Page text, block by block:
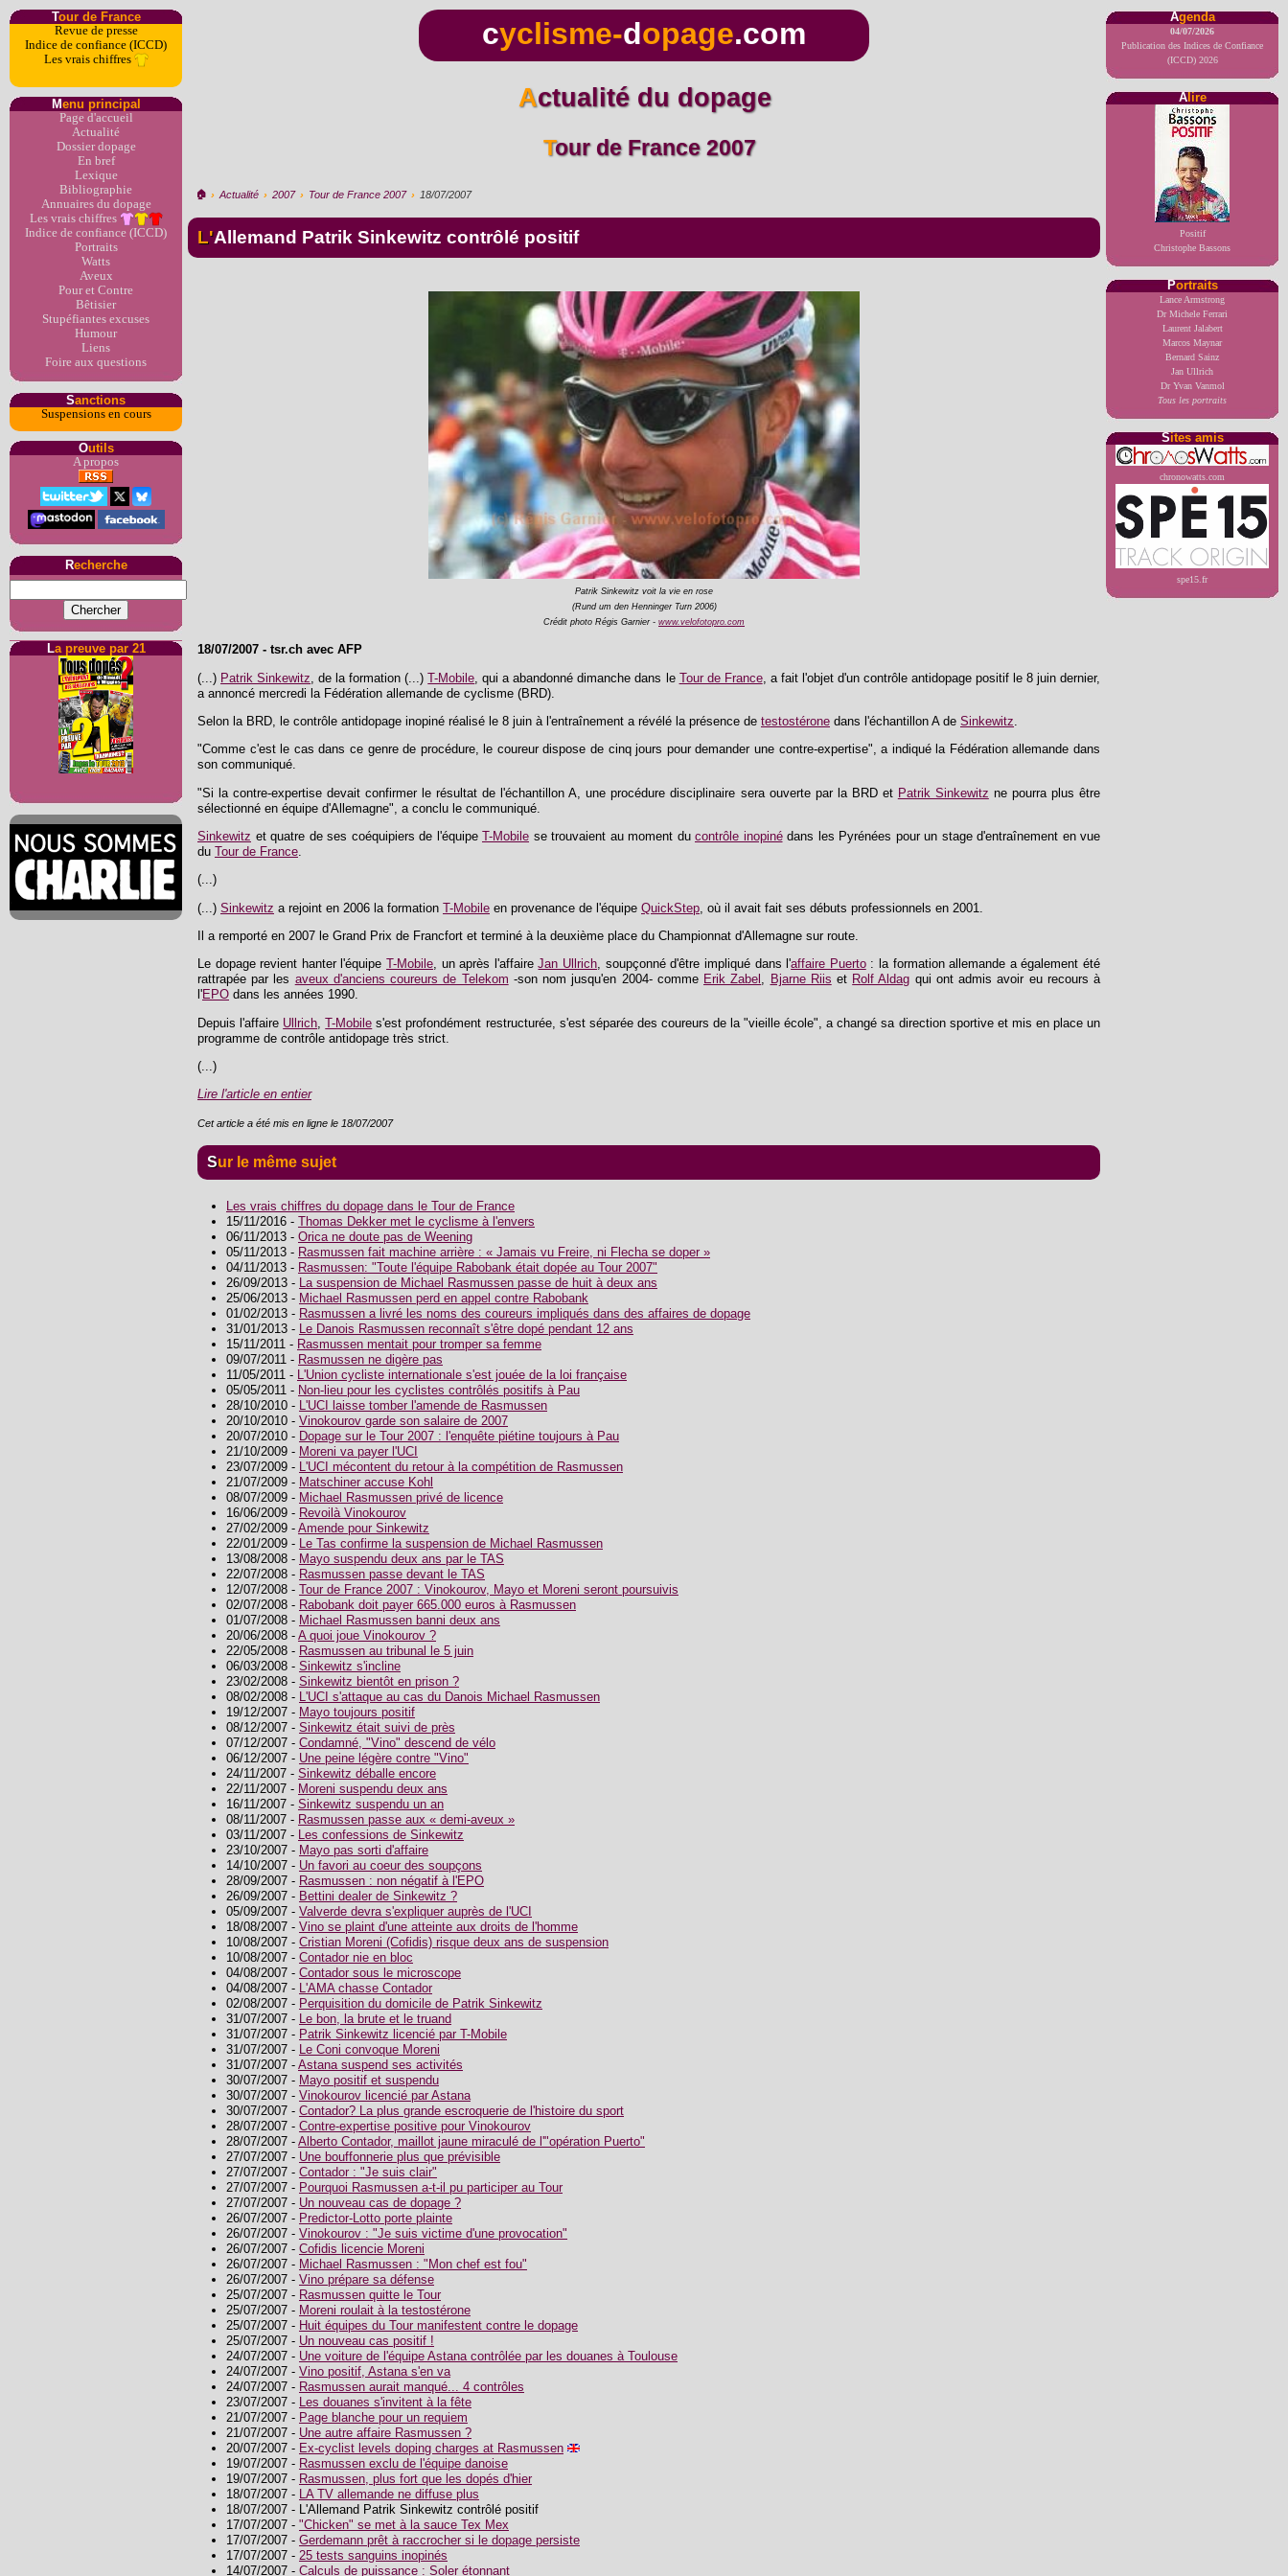
Tour de France
Revue de presse
Indice de confiance (ICCD)
Les vrais chiffres
Menu principal
Page d'accueil
Actualité
Dossier dopage
En bref
Lexique
Bibliographie
Annuaires du dopage
Les vrais chiffres
Indice de confiance (ICCD)
Portraits
Watts
Aveux
Pour et Contre
Bêtisier
Stupéfiantes excuses
Humour
Liens
Foire aux questions
Sanctions
Suspensions en cours
Outils
A propos
Recherche
La preuve par 21
Agenda
04/07/2026
Publication des Indices de Confiance
(ICCD) 2026
Alire
Positif
Christophe Bassons
Portraits
Lance Armstrong
Dr Michele Ferrari
Laurent Jalabert
Marcos Maynar
Bernard Sainz
Jan Ullrich
Dr Yvan Vanmol
Tous les portraits
Sites amis
chronowatts.com
spe15.fr
cyclisme-dopage.com
Actualité du dopage
Tour de France 2007
🏠︎ › Actualité › 2007 › Tour de France 2007 › 18/07/2007
L'Allemand Patrik Sinkewitz contrôlé positif
Patrik Sinkewitz voit la vie en rose
(Rund um den Henninger Turn 2006)
Crédit photo Régis Garnier - www.velofotopro.com
18/07/2007 - tsr.ch avec AFP
(...) Patrik Sinkewitz , de la formation (...)T-Mobile , qui a abandonné dimanche dans le Tour de France, a fait l'objet d'un contrôle antidopage positif le 8 juin dernier,
a annoncé mercredi la Fédération allemande de cyclisme (BRD).
Selon la BRD, le contrôle antidopage inopiné réalisé le 8 juin à l'entraînement a révélé la présence de testostérone dans l'échantillon A de Sinkewitz
"Comme c'est le cas dans ce genre de procédure, le coureur dispose de cinq jours pour demander une contre-expertise", a indiqué la Fédération allemande dans
son communiqué.
"Si la contre-expertise devait confirmer le résultat de l'échantillon A, une procédure disciplinaire sera ouverte par la BRD et Patrik Sinkewitz ne pourra plus être
sélectionné en équipe d'Allemagne", a conclu le communiqué.
Sinkewitz et quatre de ses coéquipiers de l'équipe T-Mobile se trouvaient au moment du contrôle inopinédans les Pyrénées pour un stage d'entraînement en vue
du Tour de France
(...)
(...) Sinkewitz a rejoint en 2006 la formation T-Mobile en provenance de l'équipe QuickStep , où il avait fait ses débuts professionnels en 2001.
Il a remporté en 2007 le Grand Prix de Francfort et terminé à la deuxième place du Championnat d'Allemagne sur route.
Le dopage revient hanter l'équipeT-Mobile, un après l'affaireJan Ullrich, soupçonné d'être impliqué dans l'affaire Puerto: la formation allemande a également été
rattrapée par les aveux d'anciens coureurs de Telekom -son nom jusqu'en 2004- comme Erik Zabel , Bjarne Riis et Rolf Aldag qui ont admis avoir eu recours à
l'EPO dans les années 1990.
Depuis l'affaire Ullrich ,T-Mobile s'est profondément restructurée, s'est séparée des coureurs de la "vieille école", a changé sa direction sportive et mis en place un
programme de contrôle antidopage très strict.
(...)
Lire l'article en entier
Cet article a été mis en ligne le 18/07/2007
Sur le même sujet
Les vrais chiffres du dopage dans le Tour de France
15/11/2016 - Thomas Dekker met le cyclisme à l'envers
06/11/2013 - Orica ne doute pas de Weening
05/11/2013 - Rasmussen fait machine arrière : « Jamais vu Freire, ni Flecha se doper »
04/11/2013 - Rasmussen: "Toute l'équipe Rabobank était dopée au Tour 2007"
26/09/2013 - La suspension de Michael Rasmussen passe de huit à deux ans
25/06/2013 - Michael Rasmussen perd en appel contre Rabobank
01/02/2013 - Rasmussen a livré les noms des coureurs impliqués dans des affaires de dopage
31/01/2013 - Le Danois Rasmussen reconnaît s'être dopé pendant 12 ans
15/11/2011 - Rasmussen mentait pour tromper sa femme
09/07/2011 - Rasmussen ne digère pas
11/05/2011 - L'Union cycliste internationale s'est jouée de la loi française
05/05/2011 - Non-lieu pour les cyclistes contrôlés positifs à Pau
28/10/2010 - L'UCI laisse tomber l'amende de Rasmussen
20/10/2010 - Vinokourov garde son salaire de 2007
20/07/2010 - Dopage sur le Tour 2007 : l'enquête piétine toujours à Pau
21/10/2009 - Moreni va payer l'UCI
23/07/2009 - L'UCI mécontent du retour à la compétition de Rasmussen
21/07/2009 - Matschiner accuse Kohl
08/07/2009 - Michael Rasmussen privé de licence
16/06/2009 - Revoilà Vinokourov
27/02/2009 - Amende pour Sinkewitz
22/01/2009 - Le Tas confirme la suspension de Michael Rasmussen
13/08/2008 - Mayo suspendu deux ans par le TAS
22/07/2008 - Rasmussen passe devant le TAS
12/07/2008 - Tour de France 2007 : Vinokourov, Mayo et Moreni seront poursuivis
02/07/2008 - Rabobank doit payer 665.000 euros à Rasmussen
01/07/2008 - Michael Rasmussen banni deux ans
20/06/2008 - A quoi joue Vinokourov ?
22/05/2008 - Rasmussen au tribunal le 5 juin
06/03/2008 - Sinkewitz s'incline
23/02/2008 - Sinkewitz bientôt en prison ?
08/02/2008 - L'UCI s'attaque au cas du Danois Michael Rasmussen
19/12/2007 - Mayo toujours positif
08/12/2007 - Sinkewitz était suivi de près
07/12/2007 - Condamné, "Vino" descend de vélo
06/12/2007 - Une peine légère contre "Vino"
24/11/2007 - Sinkewitz déballe encore
22/11/2007 - Moreni suspendu deux ans
16/11/2007 - Sinkewitz suspendu un an
08/11/2007 - Rasmussen passe aux « demi-aveux »
03/11/2007 - Les confessions de Sinkewitz
23/10/2007 - Mayo pas sorti d'affaire
14/10/2007 - Un favori au coeur des soupçons
28/09/2007 - Rasmussen : non négatif à l'EPO
26/09/2007 - Bettini dealer de Sinkewitz ?
05/09/2007 - Valverde devra s'expliquer auprès de l'UCI
18/08/2007 - Vino se plaint d'une atteinte aux droits de l'homme
10/08/2007 - Cristian Moreni (Cofidis) risque deux ans de suspension
10/08/2007 - Contador nie en bloc
04/08/2007 - Contador sous le microscope
04/08/2007 - L'AMA chasse Contador
02/08/2007 - Perquisition du domicile de Patrik Sinkewitz
31/07/2007 - Le bon, la brute et le truand
31/07/2007 - Patrik Sinkewitz licencié par T-Mobile
31/07/2007 - Le Coni convoque Moreni
31/07/2007 - Astana suspend ses activités
30/07/2007 - Mayo positif et suspendu
30/07/2007 - Vinokourov licencié par Astana
30/07/2007 - Contador? La plus grande escroquerie de l'histoire du sport
28/07/2007 - Contre-expertise positive pour Vinokourov
28/07/2007 - Alberto Contador, maillot jaune miraculé de l'"opération Puerto"
27/07/2007 - Une bouffonnerie plus que prévisible
27/07/2007 - Contador : "Je suis clair"
27/07/2007 - Pourquoi Rasmussen a-t-il pu participer au Tour
27/07/2007 - Un nouveau cas de dopage ?
26/07/2007 - Predictor-Lotto porte plainte
26/07/2007 - Vinokourov : "Je suis victime d'une provocation"
26/07/2007 - Cofidis licencie Moreni
26/07/2007 - Michael Rasmussen : "Mon chef est fou"
26/07/2007 - Vino prépare sa défense
25/07/2007 - Rasmussen quitte le Tour
25/07/2007 - Moreni roulait à la testostérone
25/07/2007 - Huit équipes du Tour manifestent contre le dopage
25/07/2007 - Un nouveau cas positif !
24/07/2007 - Une voiture de l'équipe Astana contrôlée par les douanes à Toulouse
24/07/2007 - Vino positif, Astana s'en va
24/07/2007 - Rasmussen aurait manqué... 4 contrôles
23/07/2007 - Les douanes s'invitent à la fête
21/07/2007 - Page blanche pour un requiem
21/07/2007 - Une autre affaire Rasmussen ?
20/07/2007 - Ex-cyclist levels doping charges at Rasmussen
19/07/2007 - Rasmussen exclu de l'équipe danoise
19/07/2007 - Rasmussen, plus fort que les dopés d'hier
18/07/2007 - LA TV allemande ne diffuse plus
18/07/2007 - L'Allemand Patrik Sinkewitz contrôlé positif
17/07/2007 - "Chicken" se met à la sauce Tex Mex
17/07/2007 - Gerdemann prêt à raccrocher si le dopage persiste
17/07/2007 - 25 tests sanguins inopinés
14/07/2007 - Calculs de puissance : Soler étonnant